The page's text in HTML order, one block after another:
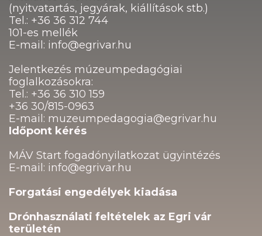
(nyitvatartás, jegyárak, kiállítások stb.)
Tel.: +36 36 312 744
101-es mellék
E-mail: info@egrivar.hu
Jelentkezés múzeumpedagógiai
foglalkozásokra:
Tel.: +36 36 310 159
+36 30/815-0963
E-mail: muzeumpedagogia@egrivar.hu
Időpont kérés
MÁV Start fogadónyilatkozat ügyintézés
E-mail: info@egrivar.hu
Forgatási engedélyek kiadása
Drónhasználati feltételek az Egri vár
területén